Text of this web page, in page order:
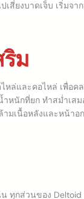
เสี่ยงบาดเจ็บ เริ่มจา
ริม
หล่และคอไหล่ เพื่อค
หนักที่ยก ทำสม่ำเส
มเนื้อหลังและหน้าอ
ทุกส่วนของ Deltoid